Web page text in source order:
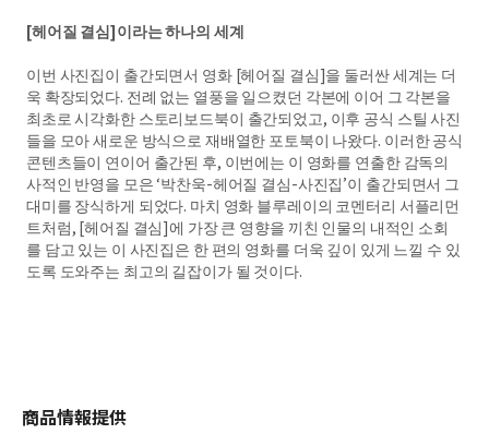
[헤어질 결심]이라는 하나의 세계
이번 사진집이 출간되면서 영화 [헤어질 결심]을 둘러싼 세계는 더
욱 확장되었다. 전례 없는 열풍을 일으켰던 각본에 이어 그 각본을
최초로 시각화한 스토리보드북이 출간되었고, 이후 공식 스틸 사진
들을 모아 새로운 방식으로 재배열한 포토북이 나왔다. 이러한 공식
콘텐츠들이 연이어 출간된 후, 이번에는 이 영화를 연출한 감독의
사적인 반영을 모은 ‘박찬욱-헤어질 결심-사진집’이 출간되면서 그
대미를 장식하게 되었다. 마치 영화 블루레이의 코멘터리 서플리먼
트처럼, [헤어질 결심]에 가장 큰 영향을 끼친 인물의 내적인 소회
를 담고 있는 이 사진집은 한 편의 영화를 더욱 깊이 있게 느낄 수 있
도록 도와주는 최고의 길잡이가 될 것이다.
商品情報提供